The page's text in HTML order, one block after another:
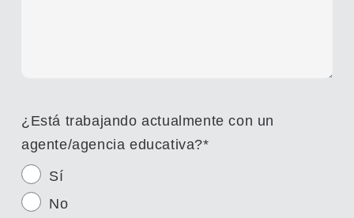
¿Está trabajando actualmente con un
agente/agencia educativa?*
Sí
No